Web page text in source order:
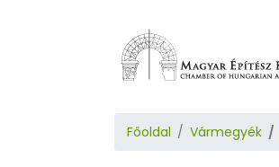
Főoldal Vármegyék